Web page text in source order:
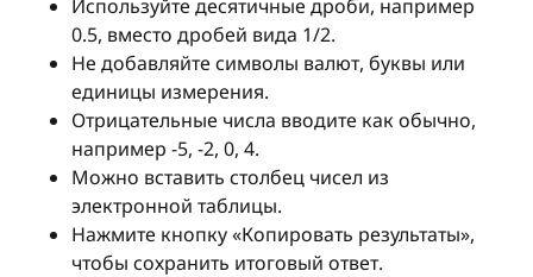
Используйте десятичные дроби, например
0.5, вместо дробей вида 1/2.
Не добавляйте символы валют, буквы или
единицы измерения.
Отрицательные числа вводите как обычно,
например -5, -2, 0, 4.
Можно вставить столбец чисел из
электронной таблицы.
Нажмите кнопку «Копировать результаты»,
чтобы сохранить итоговый ответ.